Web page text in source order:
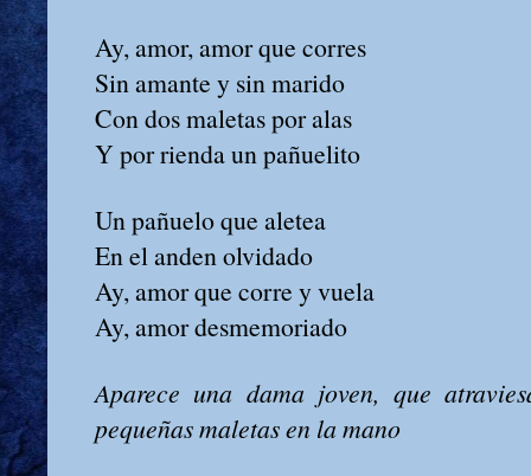
Ay, amor, amor que corres
Sin amante y sin marido
Con dos maletas por alas
Y por rienda un pañuelito
Un pañuelo que aletea
En el anden olvidado
Ay, amor que corre y vuela
Ay, amor desmemoriado
Aparece una dama joven, que
pequeñas maletas en la mano